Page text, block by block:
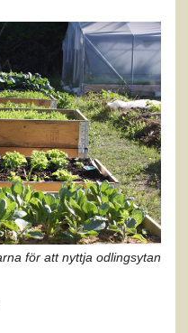
för att nyttja odlingsytan